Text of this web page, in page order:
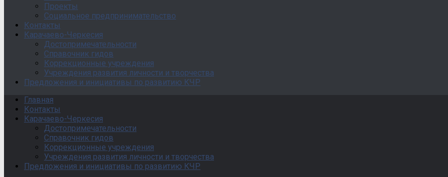
Проекты
Социальное предпринимательство
Контакты
Карачаево-Черкесия
Достопримечательности
Справочник гидов
Коррекционные учреждения
Учреждения развития личности и творчества
Предложения и инициативы по развитию КЧР
Главная
Контакты
Карачаево-Черкесия
Достопримечательности
Справочник гидов
Коррекционные учреждения
Учреждения развития личности и творчества
Предложения и инициативы по развитию КЧР